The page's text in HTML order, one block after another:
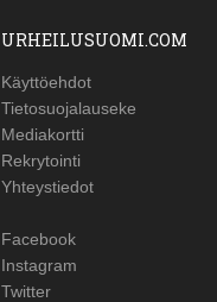
URHEILUSUOMI.COM
Käyttöehdot
Tietosuojalauseke
Mediakortti
Rekrytointi
Yhteystiedot
Facebook
Instagram
Twitter